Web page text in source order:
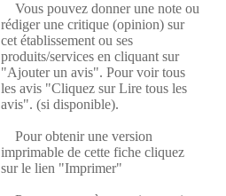
Vous pouvez donner une note ou
rédiger une critique (opinion) sur
cet établissement ou ses
produits/services en cliquant sur
"Ajouter un avis". Pour voir tous
les avis "Cliquez sur Lire tous les
avis". (si disponible).
Pour obtenir une version
imprimable de cette fiche cliquez
sur le lien "Imprimer"